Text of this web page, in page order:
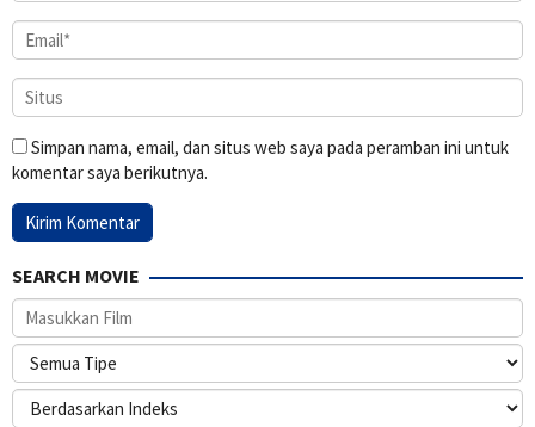
Simpan nama, email, dan situs web saya pada peramban ini untuk
komentar saya berikutnya.
SEARCH MOVIE